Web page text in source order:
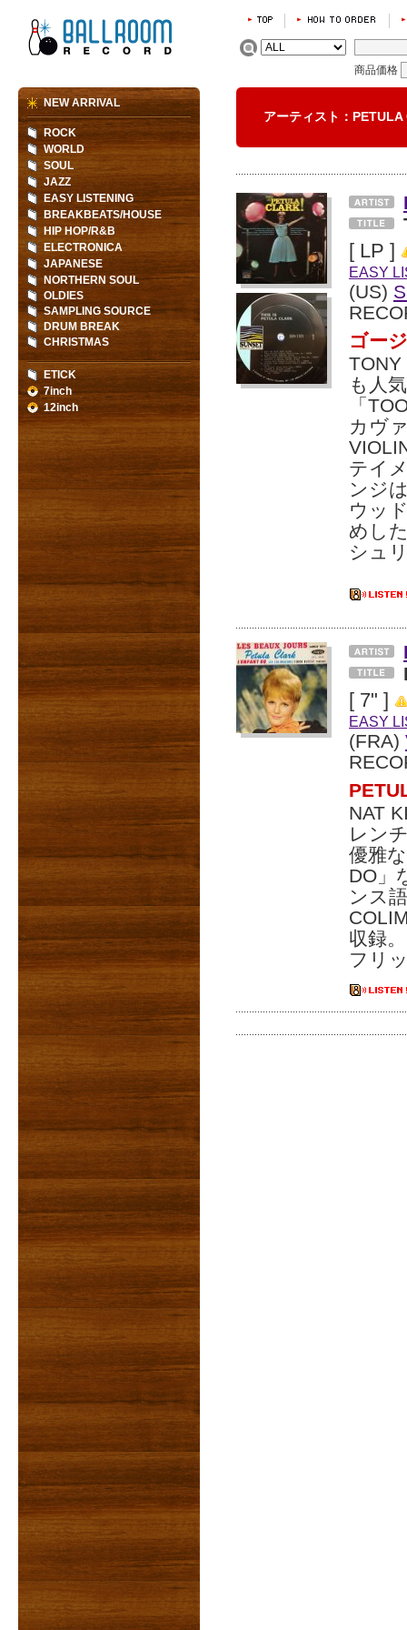
商品価格
アーティスト：
[ LP ]
EASY
(US)
ゴー
も人
「
カヴ
テイ
ンジ
ウッ
めし
シュ
[ 7" ]
EASY
(FRA)
NAT
レン
優雅
DO」
ンス
収録。
フリ
NEW ARRIVAL
ROCK
WORLD
SOUL
JAZZ
EASY LISTENING
BREAKBEATS/HOUSE
HIP HOP/R&B
ELECTRONICA
JAPANESE
NORTHERN SOUL
OLDIES
SAMPLING SOURCE
DRUM BREAK
CHRISTMAS
ETICK
7inch
12inch